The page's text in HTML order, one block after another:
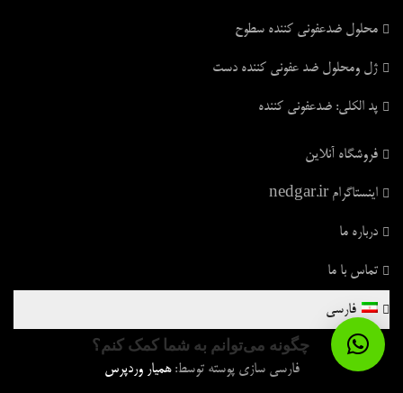
محلول ضدعفونی کننده سطوح
ژل ومحلول ضد عفونی کننده دست
پد الکلی: ضدعفونی کننده
فروشگاه آنلاین
اینستاگرام nedgar.ir
درباره ما
تماس با ما
فارسی
فارسی سازی پوسته توسط:همیار وردپرس
چگونه می‌توانم به شما کمک کنم؟